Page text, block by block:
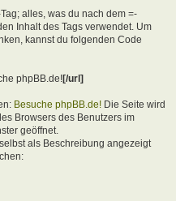
alles, was du nach dem =-
Inhalt des Tags verwendet. Um
kannst du folgenden Code
phpBB.de![/url]
Besuche phpBB.de! Die Seite wird
Browsers des Benutzers im
geöffnet.
als Beschreibung angezeigt